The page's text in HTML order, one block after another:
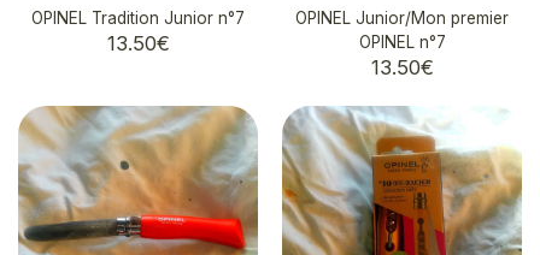
OPINEL Tradition Junior n°7
13.50€
OPINEL Junior/Mon premier
OPINEL n°7
13.50€